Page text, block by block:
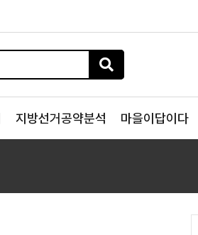
지방선거공약분석 마을이답이다